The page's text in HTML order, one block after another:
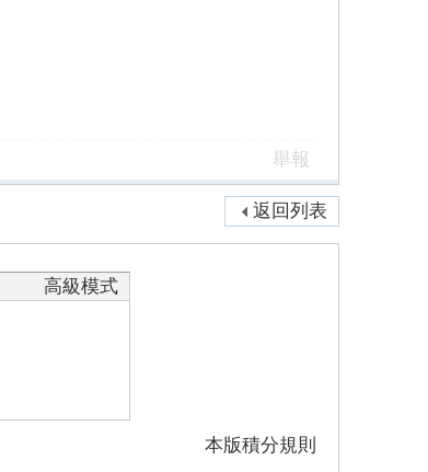
舉報
返回列表
高級模式
本版積分規則